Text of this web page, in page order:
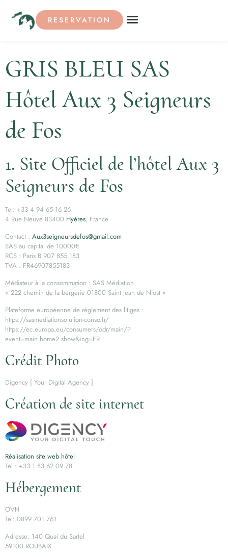
RESERVATION
GRIS BLEU SAS
Hôtel Aux 3 Seigneurs
de Fos
1. Site Officiel de l’hôtel Aux 3
Seigneurs de Fos
Tel: +33 4 94 65 16 26
4 Rue Neuve 83400 Hyères, France
Contact : Aux3seigneursdefos@gmail.com
SAS au capital de 10000€
RCS : Paris B 907 855 183
TVA : FR46907855183
Médiateur à la consommation : SAS Médiation
« 222 chemin de la bergerie 01800 Saint Jean de Niost »
Plateforme européenne de règlement des litiges :
https://sasmediationsolution-conso.fr/
https://ec.europa.eu/consumers/odr/main/?
event=main.home2.show&ing=FR
Crédit Photo
Digency [ Your Digital Agency ]
Création de site internet
Réalisation site web hôtel
Tel : +33 1 83 62 09 78
Hébergement
OVH
Tel: 0899 701 761
Adresse: 140 Quai du Sartel
59100 ROUBAIX